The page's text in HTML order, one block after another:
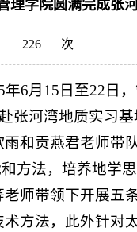
理学院圆满完成张
226 次
6月15日至22日
张河湾地质实习
和贡燕君老师带队
方法，培养地学
师带领下开展五
方法，此外针对